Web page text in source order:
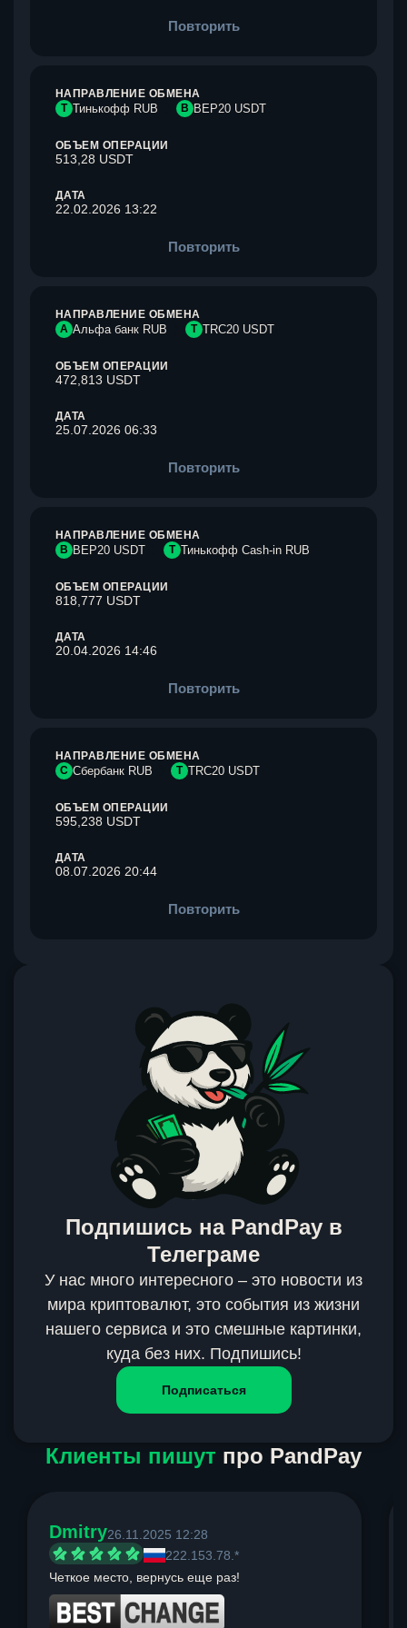
Повторить
НАПРАВЛЕНИЕ ОБМЕНА
Т Тинькофф RUB B BEP20 USDT
ОБЪЕМ ОПЕРАЦИИ
513,28 USDT
ДАТА
22.02.2026 13:22
Повторить
НАПРАВЛЕНИЕ ОБМЕНА
А Альфа банк RUB T TRC20 USDT
ОБЪЕМ ОПЕРАЦИИ
472,813 USDT
ДАТА
25.07.2026 06:33
Повторить
НАПРАВЛЕНИЕ ОБМЕНА
B BEP20 USDT Т Тинькофф Cash-in RUB
ОБЪЕМ ОПЕРАЦИИ
818,777 USDT
ДАТА
20.04.2026 14:46
Повторить
НАПРАВЛЕНИЕ ОБМЕНА
С Сбербанк RUB T TRC20 USDT
ОБЪЕМ ОПЕРАЦИИ
595,238 USDT
ДАТА
08.07.2026 20:44
Повторить
Подпишись на PandPay в
Телеграме
У нас много интересного – это новости из
мира криптовалют, это события из жизни
нашего сервиса и это смешные картинки,
куда без них. Подпишись!
Подписаться
Клиенты пишут про PandPay
Dmitry26.11.2025 12:28
222.153.78.*
Четкое место, вернусь еще раз!